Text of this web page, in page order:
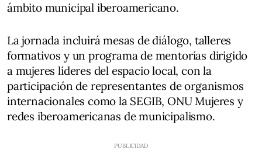
ámbito municipal iberoamericano.
La jornada incluirá mesas de diálogo, talleres
formativos y un programa de mentorías dirigido
a mujeres líderes del espacio local, con la
participación de representantes de organismos
internacionales como la SEGIB, ONU Mujeres y
redes iberoamericanas de municipalismo.